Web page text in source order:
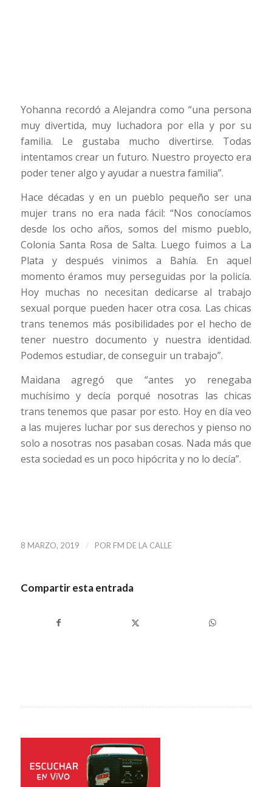
Yohanna recordó a Alejandra como “una persona
muy divertida, muy luchadora por ella y por su
familia. Le gustaba mucho divertirse. Todas
intentamos crear un futuro. Nuestro proyecto era
poder tener algo y ayudar a nuestra familia”.
Hace décadas y en un pueblo pequeño ser una
mujer trans no era nada fácil: “Nos conocíamos
desde los ocho años, somos del mismo pueblo,
Colonia Santa Rosa de Salta. Luego fuimos a La
Plata y después vinimos a Bahía. En aquel
momento éramos muy perseguidas por la policía.
Hoy muchas no necesitan dedicarse al trabajo
sexual porque pueden hacer otra cosa. Las chicas
trans tenemos más posibilidades por el hecho de
tener nuestro documento y nuestra identidad.
Podemos estudiar, de conseguir un trabajo”.
Maidana agregó que “antes yo renegaba
muchísimo y decía porqué nosotras las chicas
trans tenemos que pasar por esto. Hoy en día veo
a las mujeres luchar por sus derechos y pienso no
solo a nosotras nos pasaban cosas. Nada más que
esta sociedad es un poco hipócrita y no lo decía”.
8 MARZO, 2019 / POR FM DE LA CALLE
Compartir esta entrada